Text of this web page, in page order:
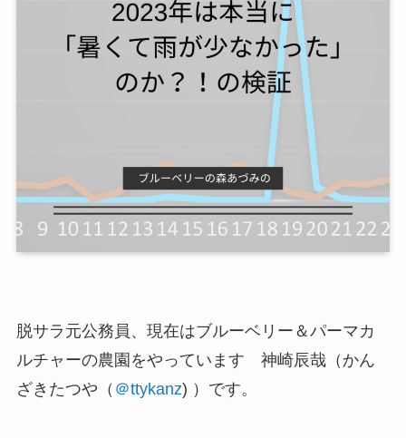
脱サラ元公務員、現在はブルーベリー＆パーマカ
ルチャーの農園 をやっています 神崎辰哉（かん
ざきたつや（ ＠ttykanz) ）です。